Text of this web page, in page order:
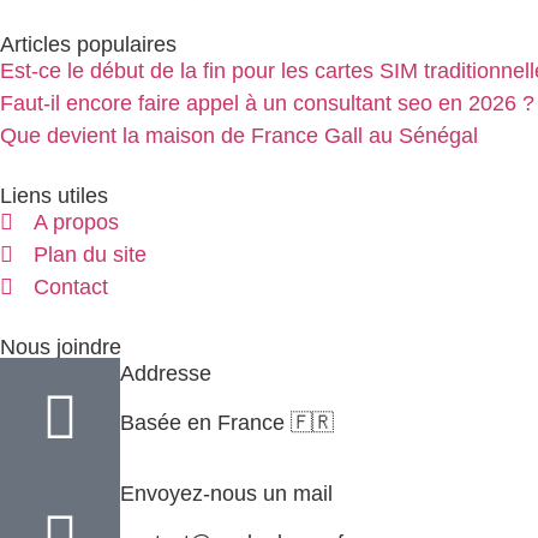
Articles populaires
Est-ce le début de la fin pour les cartes SIM
Faut-il encore faire appel à un consultant seo en 2026 ?
Que devient la maison de France Gall au Sénégal
Liens utiles
A propos
Plan du site
Contact
Nous joindre
Addresse
Basée en France 🇫🇷
Envoyez-nous un mail